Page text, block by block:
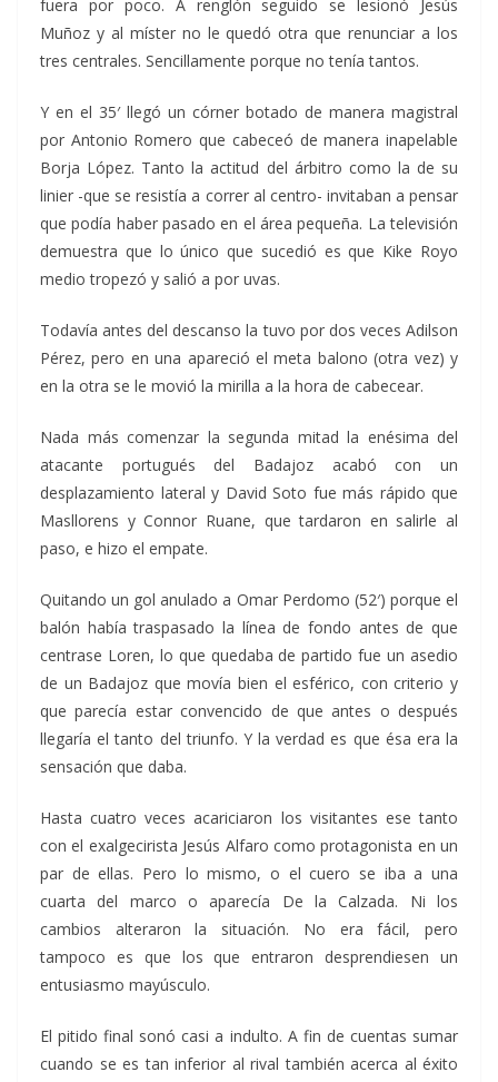
fuera por poco. A renglón seguido se lesionó Jesús
Muñoz y al míster no le quedó otra que renunciar a los
tres centrales. Sencillamente porque no tenía tantos.
Y en el 35′ llegó un córner botado de manera magistral
por Antonio Romero que cabeceó de manera inapelable
Borja López. Tanto la actitud del árbitro como la de su
linier -que se resistía a correr al centro- invitaban a pensar
que podía haber pasado en el área pequeña. La televisión
demuestra que lo único que sucedió es que Kike Royo
medio tropezó y salió a por uvas.
Todavía antes del descanso la tuvo por dos veces Adilson
Pérez, pero en una apareció el meta balono (otra vez) y
en la otra se le movió la mirilla a la hora de cabecear.
Nada más comenzar la segunda mitad la enésima del
atacante portugués del Badajoz acabó con un
desplazamiento lateral y David Soto fue más rápido que
Masllorens y Connor Ruane, que tardaron en salirle al
paso, e hizo el empate.
Quitando un gol anulado a Omar Perdomo (52′) porque el
balón había traspasado la línea de fondo antes de que
centrase Loren, lo que quedaba de partido fue un asedio
de un Badajoz que movía bien el esférico, con criterio y
que parecía estar convencido de que antes o después
llegaría el tanto del triunfo. Y la verdad es que ésa era la
sensación que daba.
Hasta cuatro veces acariciaron los visitantes ese tanto
con el exalgecirista Jesús Alfaro como protagonista en un
par de ellas. Pero lo mismo, o el cuero se iba a una
cuarta del marco o aparecía De la Calzada. Ni los
cambios alteraron la situación. No era fácil, pero
tampoco es que los que entraron desprendiesen un
entusiasmo mayúsculo.
El pitido final sonó casi a indulto. A fin de cuentas sumar
cuando se es tan inferior al rival también acerca al éxito